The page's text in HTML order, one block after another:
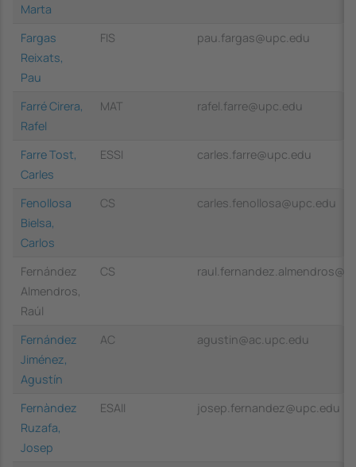
Marta
Fargas
Reixats,
Pau
FIS pau.fargas@upc.edu
Farré Cirera,
Rafel
MAT rafel.farre@upc.edu
Farre Tost,
Carles
ESSI carles.farre@upc.edu
Fenollosa
Bielsa,
Carlos
CS carles.fenollosa@upc.edu
Fernández
Almendros,
Raúl
CS
Fernández
Jiménez,
Agustín
AC agustin@ac.upc.edu
Fernàndez
Ruzafa,
Josep
ESAII josep.fernandez@upc.edu